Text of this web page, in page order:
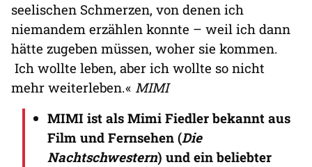
seelischen Schmerzen, von denen ich
niemandem erzählen konnte – weil ich dann
hätte zugeben müssen, woher sie kommen.
Ich wollte leben, aber ich wollte so nicht
mehr weiterleben.« MIMI
MIMI ist als Mimi Fiedler bekannt aus
Film und Fernsehen (Die
Nachtschwestern) und ein beliebter